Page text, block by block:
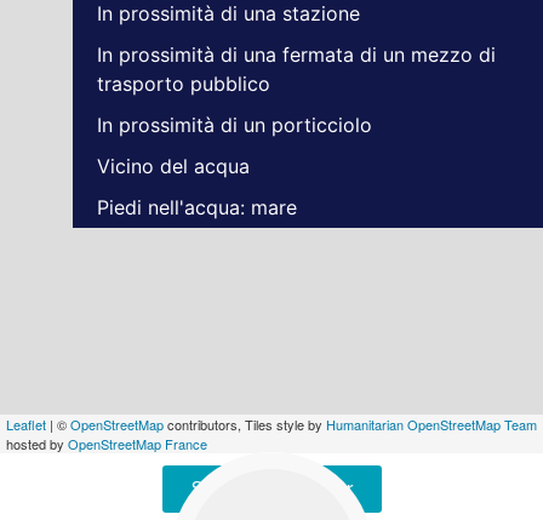
Leaflet | ©OpenStreetMapcontributors, Tiles style by Humanitarian OpenStreetMap Team
hosted by OpenStreetMap France
In prossimità di una stazione
In prossimità di una fermata di un mezzo di
trasporto pubblico
In prossimità di un porticciolo
Vicino del acqua
Piedi nell'acqua: mare
Signaler une erreur